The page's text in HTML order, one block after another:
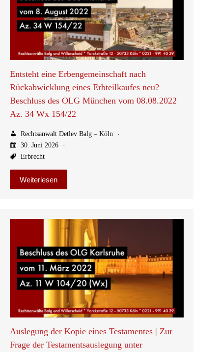
Entsteht eine Erbengemeinschaft nach
Rückabwicklung eines Erbteilkaufes neu?
Beschluss des OLG München vom 08.08.2022
Az. 34 Wx 154/22
Rechtsanwalt Detlev Balg – Köln
30. Juni 2026
Erbrecht
Weiterlesen
Auslegung der Kopie eines Testamentes | Zur
Frage der Testamentsauslegung unter